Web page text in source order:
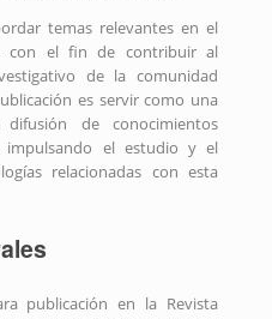
temas relevantes en el
con el fin de contribuir al
de la comunidad
es servir como una
de conocimientos
impulsando el estudio y el
relacionadas con esta
publicación en la Revista